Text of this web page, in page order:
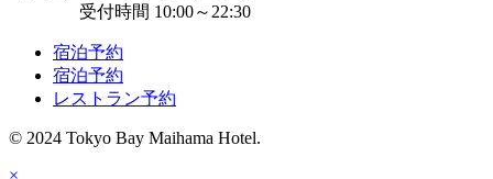
受付時間 10:00～22:30
宿泊予約
宿泊予約
レストラン予約
© 2024 Tokyo Bay Maihama Hotel.
×